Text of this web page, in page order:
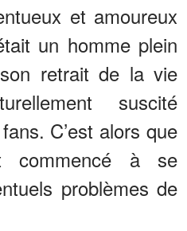
et amoureux
un homme plein
retrait de la vie
suscité
C’est alors que
commencé à se
problèmes de